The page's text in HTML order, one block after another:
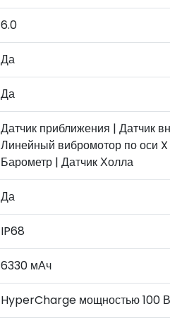
6.0
Да
Да
Датчик приближения | Датчик
Линейный вибромотор по оси
Барометр | Датчик Холла
Да
IP68
6330 мАч
HyperCharge мощностью 100